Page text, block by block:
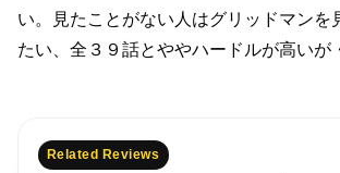
い。
見たことがない人はグリッドマンを
たい、 全３９話とややハードルが高いが
Related Reviews